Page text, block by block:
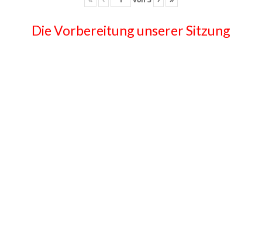
Die Vorbereitung unserer Sitzung